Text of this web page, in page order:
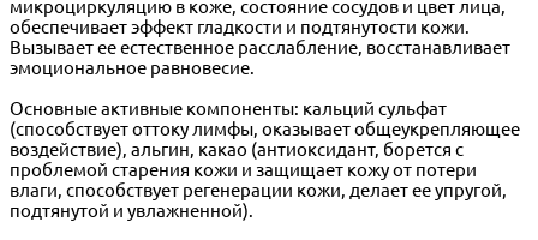
микроциркуляцию в коже, состояние сосудов и цвет лица,
обеспечивает эффект гладкости и подтянутости кожи.
Вызывает ее естественное расслабление, восстанавливает
эмоциональное равновесие.
Основные активные компоненты: кальций сульфат
(способствует оттоку лимфы, оказывает общеукрепляющее
воздействие), альгин, какао (антиоксидант, борется с
проблемой старения кожи и защищает кожу от потери
влаги, способствует регенерации кожи, делает ее упругой,
подтянутой и увлажненной).